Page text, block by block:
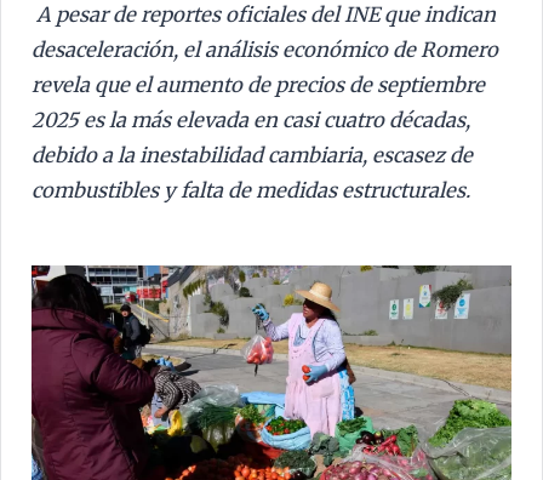
A pesar de reportes oficiales del INE que indican
desaceleración, el análisis económico de Romero
revela que el aumento de precios de septiembre
2025 es la más elevada en casi cuatro décadas,
debido a la inestabilidad cambiaria, escasez de
combustibles y falta de medidas estructurales.